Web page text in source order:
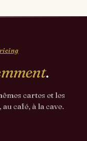
.
cartes et les
café, à la cave.